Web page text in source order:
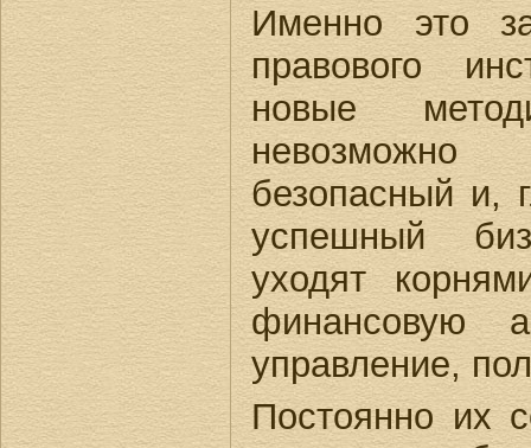
Именно это
правового
новые
безопасный и,
успешный
уходят
финансовую
управление,
Постоянно их